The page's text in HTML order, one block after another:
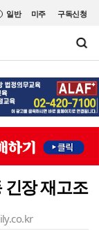
미주 구독신청
일반
긴장 재고조